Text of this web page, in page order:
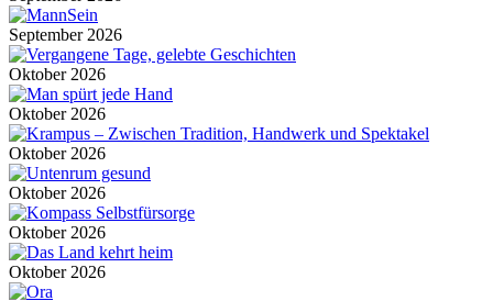
September 2026
Oktober 2026
Oktober 2026
Oktober 2026
Oktober 2026
Oktober 2026
Oktober 2026